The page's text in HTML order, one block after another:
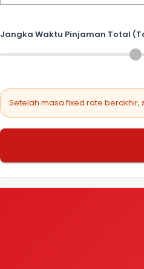
Jangka Waktu Pinjaman Total
Setelah masa fixed rate